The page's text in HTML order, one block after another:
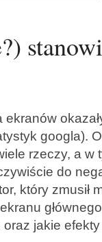
googla).
rzeczy, a w
do
który zmusił
jakie efekty